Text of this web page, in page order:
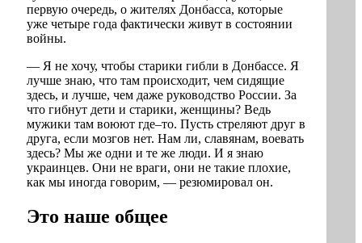
первую очередь, о жителях Донбасса, которые
уже четыре года фактически живут в состоянии
войны.
— Я не хочу, чтобы старики гибли в Донбассе. Я
лучше знаю, что там происходит, чем сидящие
здесь, и лучше, чем даже руководство России. За
что гибнут дети и старики, женщины? Ведь
мужики там воюют где–то. Пусть стреляют друг в
друга, если мозгов нет. Нам ли, славянам, воевать
здесь? Мы же одни и те же люди. И я знаю
украинцев. Они не враги, они не такие плохие,
как мы иногда говорим, — резюмировал он.
Это наше общее